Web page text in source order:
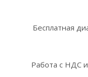
Бесплатная
Работа с НДС